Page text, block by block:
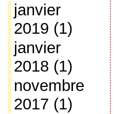
janvier
2019 (1)
janvier
2018 (1)
novembre
2017 (1)